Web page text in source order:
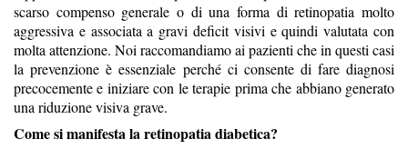
scarso compenso generale o di una forma di retinopatia molto
aggressiva e associata a gravi deficit visivi e quindi valutata con
molta attenzione. Noi raccomandiamo ai pazienti che in questi casi
la prevenzione è essenziale perchéci consente di fare diagnosi
precocemente e iniziare con le terapie prima che abbiano generato
una riduzione visiva grave.
Come si manifesta la retinopatia diabetica?